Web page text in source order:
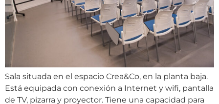
Sala situada en el espacio Crea&Co, en la planta baja.
Está equipada con conexión a Internet y wifi, pantalla
de TV, pizarra y proyector. Tiene una capacidad para